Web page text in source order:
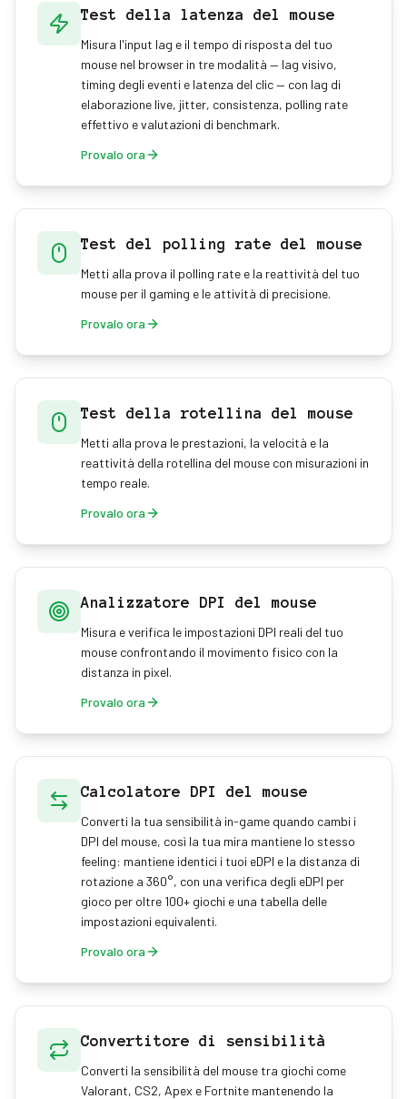
Test della latenza del mouse
Misura l'input lag e il tempo di risposta del tuo
mouse nel browser in tre modalità — lag visivo,
timing degli eventi e latenza del clic — con lag di
elaborazione live, jitter, consistenza, polling rate
effettivo e valutazioni di benchmark.
Provalo ora
Test del polling rate del mouse
Metti alla prova il polling rate e la reattività del tuo
mouse per il gaming e le attività di precisione.
Provalo ora
Test della rotellina del mouse
Metti alla prova le prestazioni, la velocità e la
reattività della rotellina del mouse con misurazioni in
tempo reale.
Provalo ora
Analizzatore DPI del mouse
Misura e verifica le impostazioni DPI reali del tuo
mouse confrontando il movimento fisico con la
distanza in pixel.
Provalo ora
Calcolatore DPI del mouse
Converti la tua sensibilità in-game quando cambi i
DPI del mouse, così la tua mira mantiene lo stesso
feeling: mantiene identici i tuoi eDPI e la distanza di
rotazione a 360°, con una verifica degli eDPI per
gioco per oltre 100+ giochi e una tabella delle
impostazioni equivalenti.
Provalo ora
Convertitore di sensibilità
Converti la sensibilità del mouse tra giochi come
Valorant, CS2, Apex e Fortnite mantenendo la